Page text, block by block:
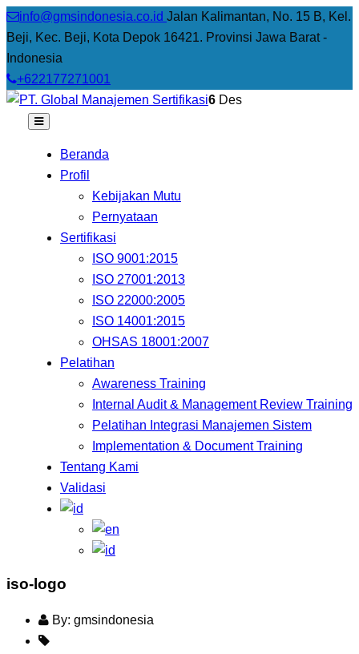
info@gmsindonesia.co.id Jalan Kalimantan, No. 15 B, Kel.
Beji, Kec. Beji, Kota Depok 16421. Provinsi Jawa Barat -
Indonesia
+622177271001
Beranda
Profil
Kebijakan Mutu
Pernyataan
Sertifikasi
ISO 9001:2015
ISO 27001:2013
ISO 22000:2005
ISO 14001:2015
OHSAS 18001:2007
Pelatihan
Awareness Training
Internal Audit & Management Review Training
Pelatihan Integrasi Manajemen Sistem
Implementation & Document Training
Tentang Kami
Validasi
6 Des
iso-logo
By: gmsindonesia